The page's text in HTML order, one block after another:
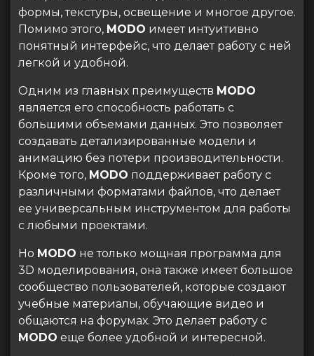
формы, текстуры, освещение и многое другое.
Помимо этого, MODO имеет интуитивно
понятный интерфейс, что делает работу с ней
легкой и удобной.
Одним из главных преимуществ MODO
является его способность работать с
большими объемами данных. Это позволяет
создавать детализированные модели и
анимацию без потери производительности.
Кроме того, MODO поддерживает работу с
различными форматами файлов, что делает
ее универсальным инструментом для работы
с любыми проектами.
Но MODO не только мощная программа для
3D моделирования, она также имеет большое
сообщество пользователей, которые создают
учебные материалы, обучающие видео и
общаются на форумах. Это делает работу с
MODO еще более удобной и интересной.